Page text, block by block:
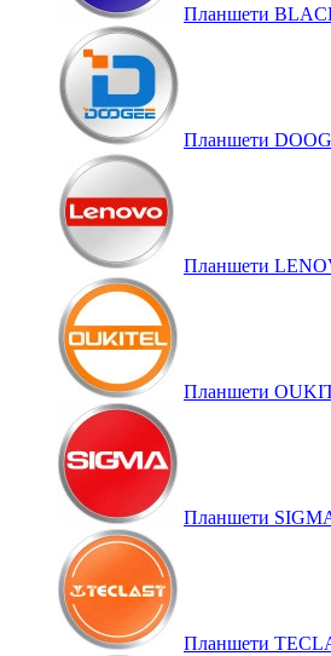
Планшети
Планшети
Планшети
Планшети
Планшети
Планшети